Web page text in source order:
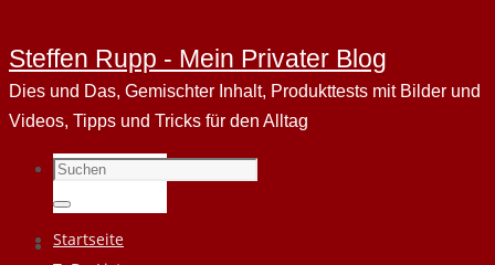
Steffen Rupp - Mein Privater Blog
Dies und Das, Gemischter Inhalt, Produkttests mit Bilder und
Videos, Tipps und Tricks für den Alltag
Suchen
nach:
Suchen
Zum
Startseite